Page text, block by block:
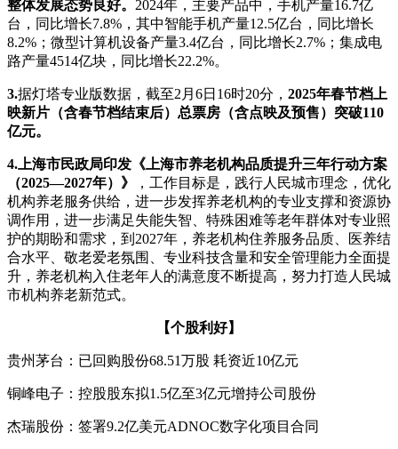
整体发展态势良好。 2024年，主要产品中，手机产量16.7亿
台，同比增长7.8%，其中智能手机产量12.5亿台，同比增长
8.2%；微型计算机设备产量3.4亿台，同比增长2.7%；集成电
路产量4514亿块，同比增长22.2%。
3.据灯塔专业版数据，截至2月6日16时20分， 2025年春节档上
映新片（含春节档结束后）总票房（含点映及预售）突破110
亿元。
4. 上海市民政局印发《上海市养老机构品质提升三年行动方案
（2025—2027年）》
，工作目标是，践行人民城市理念，优化
机构养老服务供给，进一步发挥养老机构的专业支撑和资源协
调作用，进一步满足失能失智、特殊困难等老年群体对专业照
护的期盼和需求，到2027年，养老机构住养服务品质、医养结
合水平、敬老爱老氛围、专业科技含量和安全管理能力全面提
升，养老机构入住老年人的满意度不断提高，努力打造人民城
市机构养老新范式。
【个股利好】
贵州茅台：已回购股份68.51万股 耗资近10亿元
铜峰电子：控股股东拟1.5亿至3亿元增持公司股份
杰瑞股份：签署9.2亿美元ADNOC数字化项目合同